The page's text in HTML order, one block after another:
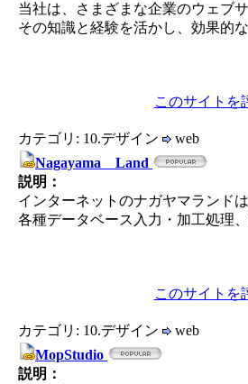
当社は、さまざまな企業のウェブ
その知識と経験を活かし、効果的
このサイトを
カテゴリ: 10.デザイン
web
Nagayama Land
説明：
インターネットのナガヤマランド
各種データベース入力・加工処理
このサイトを
カテゴリ: 10.デザイン
web
MopStudio
説明：